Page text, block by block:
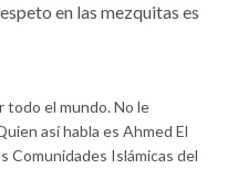
en las mezquitas es
todo el mundo. No le
así habla es Ahmed El
Comunidades Islámicas del